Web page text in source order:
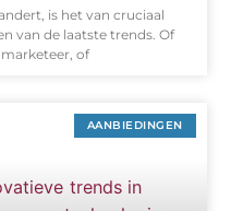
is het van cruciaal
van de laatste trends. Of
of
AANBIEDINGEN